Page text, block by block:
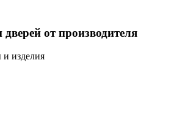
от производителя
изделия